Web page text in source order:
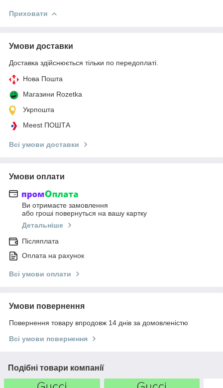
Приховати
Умови доставки
Доставка здійснюється тільки по передоплаті.
Нова Пошта
Магазини Rozetka
Укрпошта
Meest ПОШТА
Всі умови доставки
Умови оплати
Ви отримаєте замовлення
або гроші повернуться на вашу картку
Детальніше
Післяплата
Оплата на рахунок
Всі умови оплати
Умови повернення
Повернення товару впродовж 14 днів за домовленістю
Всі умови повернення
Подібні товари компанії